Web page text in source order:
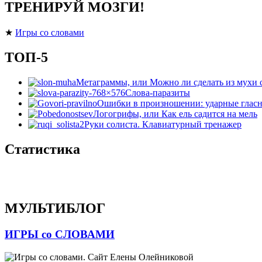
ТРЕНИРУЙ МОЗГИ!
★ Игры со словами
ТОП-5
Метаграммы, или Можно ли сделать из мухи
Слова-паразиты
Ошибки в произношении: ударные
Логогрифы, или Как ель садится на мель
Руки солиста. Клавиатурный тренажер
Статистика
МУЛЬТИБЛОГ
ИГРЫ со СЛОВАМИ